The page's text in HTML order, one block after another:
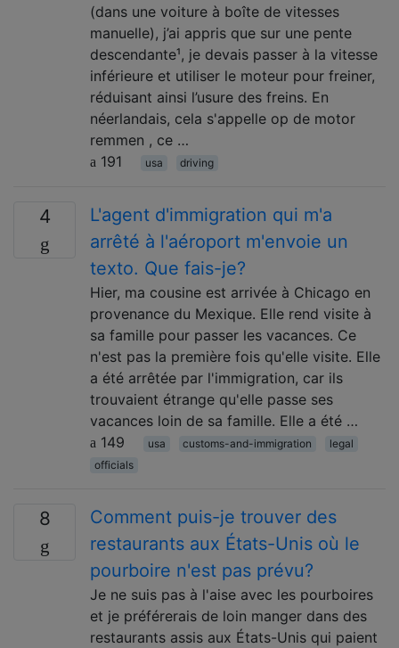
(dans une voiture à boîte de vitesses
manuelle), j’ai appris que sur une pente
descendante¹, je devais passer à la vitesse
inférieure et utiliser le moteur pour freiner,
réduisant ainsi l’usure des freins. En
néerlandais, cela s'appelle op de motor
remmen , ce …
191
usa driving
4
L'agent d'immigration qui m'a
arrêté à l'aéroport m'envoie un
texto. Que fais-je?
Hier, ma cousine est arrivée à Chicago en
provenance du Mexique. Elle rend visite à
sa famille pour passer les vacances. Ce
n'est pas la première fois qu'elle visite. Elle
a été arrêtée par l'immigration, car ils
trouvaient étrange qu'elle passe ses
vacances loin de sa famille. Elle a été …
149
usa customs-and-immigration
legal
officials
8
Comment puis-je trouver des
restaurants aux États-Unis où le
pourboire n'est pas prévu?
Je ne suis pas à l'aise avec les pourboires
et je préférerais de loin manger dans des
restaurants assis aux États-Unis qui paient